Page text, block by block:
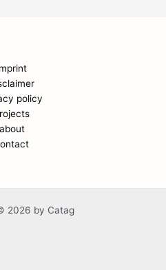
policy
about
2026 by Catag